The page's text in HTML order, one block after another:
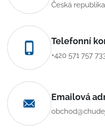
Česká republika
Telefonní
+420 571 757
Emailová